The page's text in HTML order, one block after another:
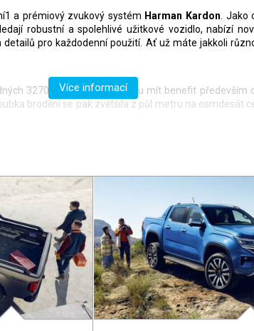
a prémiový zvukový systém Harman Kardon .
robustní a spolehlivé užitkové vozidlo, nabízí
pro každodenní použití. Ať už máte jakkoli
3270 mm, z čehož budou mít benefit především
brodění se pak zvětšila z půl metru na osmdesát
parkovací kameru, pro 17palcová litá kola,
Style už se chlubí
,
vozu s komfortem a zástupem technologií na
tomu, který známe z Golfu, na první pohled
palců), na sebe strhává většinu pozornosti a kolem
Více informací